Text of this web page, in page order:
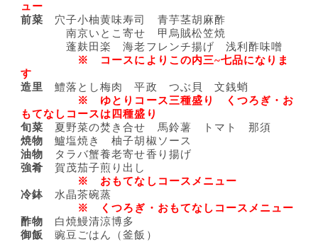
ュー
前菜 穴子小柚黄味寿司 青芋茎胡麻酢
南京いとこ寄せ 甲烏賊松笠焼
蓬麸田楽 海老フレンチ揚げ 浅利酢味噌
※ コースによりこの内三~七品になりま
す
造里 鱧落とし梅肉 平政 つぶ貝 文銭蛸
※ ゆとりコース三種盛り くつろぎ・お
もてなしコースは四種盛り
旬菜 夏野菜の焚き合せ 馬鈴薯 トマト 那須
焼物 鱸塩焼き 柚子胡椒ソース
油物 タラバ蟹養老寄せ香り揚げ
強肴 賀茂茄子煎り出し
※ おもてなしコースメニュー
冷鉢 水晶茶碗蒸
※ くつろぎ・おもてなしコースメニュー
酢物 白焼鰻清涼博多
御飯 豌豆ごはん（釜飯）